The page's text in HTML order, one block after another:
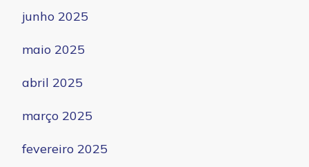
junho 2025
maio 2025
abril 2025
março 2025
fevereiro 2025